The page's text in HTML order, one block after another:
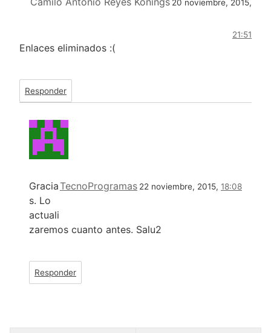
20 noviembre, 2015,
21:51
Enlaces eliminados :(
Responder
TecnoProgramas 22 noviembre, 2015, 18:08
Gracia
s. Lo
actuali
zaremos cuanto antes. Salu2
Responder